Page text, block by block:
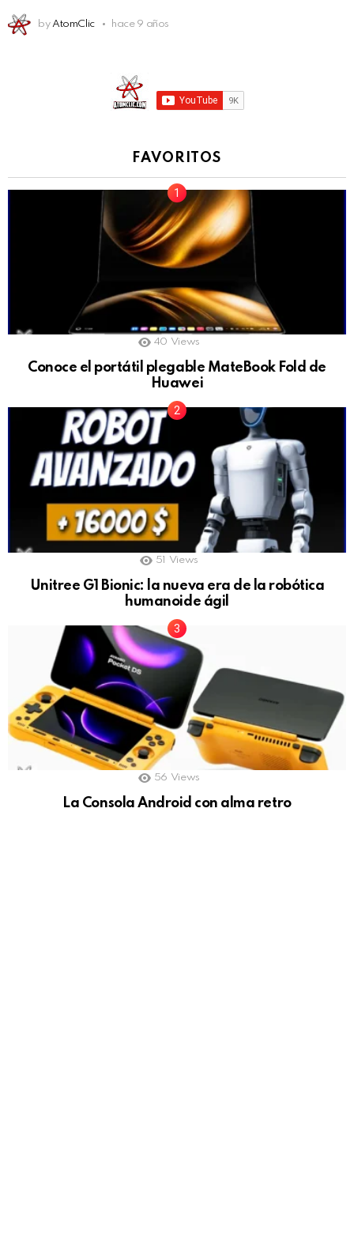
by AtomClic hace 9 años
FAVORITOS
40 Views
Conoce el portátil plegable MateBook Fold de
Huawei
51 Views
Unitree G1 Bionic: la nueva era de la robótica
humanoide ágil
56 Views
La Consola Android con alma retro